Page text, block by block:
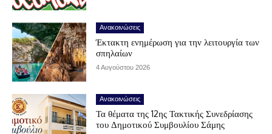
Ανακοινώσεις
Έκτακτη ενημέρωση για την λειτουργία των
σπηλαίων
4 Αυγούστου 2026
Ανακοινώσεις
Τα θέματα της 12ης Τακτικής Συνεδρίασης
του Δημοτικού Συμβουλίου Σάμης